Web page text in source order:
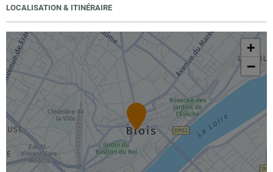
LOCALISATION & ITINÉRAIRE
+
−